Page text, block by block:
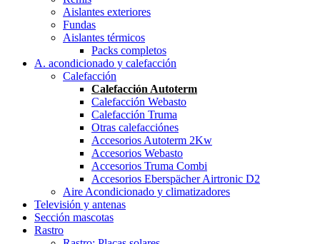
Aislantes exteriores
Fundas
Aislantes térmicos
Packs completos
A. acondicionado y calefacción
Calefacción
Calefacción Autoterm
Calefacción Webasto
Calefacción Truma
Otras calefacciónes
Accesorios Autoterm 2Kw
Accesorios Webasto
Accesorios Truma Combi
Accesorios Eberspächer Airtronic D2
Aire Acondicionado y climatizadores
Televisión y antenas
Sección mascotas
Rastro